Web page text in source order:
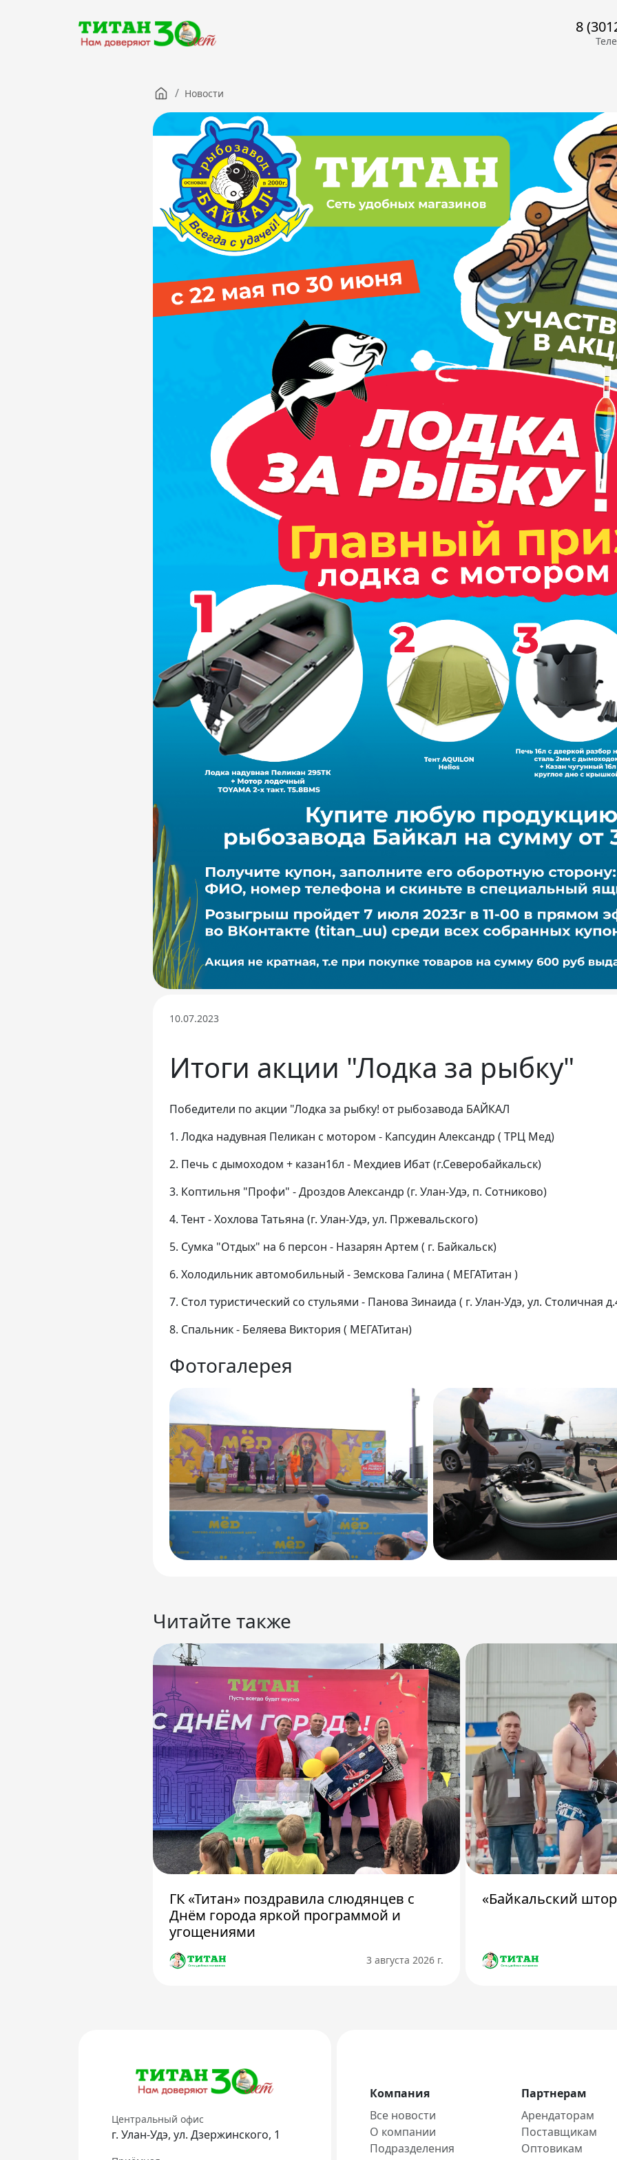
8
/ Новости
10.07.2023
Итоги акции "Лодка за рыбку"
Победители по акции "Лодка за рыбку! от рыбозавода БАЙКАЛ
1. Лодка надувная Пеликан с мотором - Капсудин Александр ( ТРЦ Мед)
2. Печь с дымоходом + казан16л - Мехдиев Ибат (г.Северобайкальск)
3. Коптильня "Профи" - Дроздов Александр (г. Улан-Удэ, п. Сотниково)
4. Тент - Хохлова Татьяна (г. Улан-Удэ, ул. Пржевальского)
5. Сумка "Отдых" на 6 персон - Назарян Артем ( г. Байкальск)
6. Холодильник автомобильный - Земскова Галина ( МЕГАТитан )
7. Стол туристический со стульями - Панова Зинаида ( г. Улан-Удэ, ул. Столичная
8. Спальник - Беляева Виктория ( МЕГАТитан)
Фотогалерея
Читайте также
ГК «Титан» поздравила слюдянцев с
Днём города яркой программой и
угощениями
3 августа 2026 г.
«Байкальский
Центральный офис
г. Улан-Удэ, ул. Дзержинского, 1
Компания
Все новости
О компании
Подразделения
Партнерам
Арендаторам
Поставщикам
Оптовикам